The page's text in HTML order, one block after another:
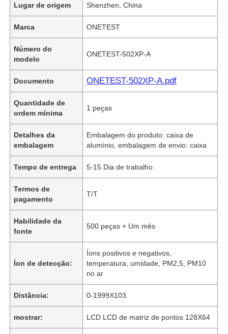
Lugar de origem Shenzhen, China
Marca ONETEST
Número do
modelo
ONETEST-502XP-A
Documento ONETEST-502XP-A.pdf
Quantidade de
ordem mínima
1 peças
Detalhes da
embalagem
Embalagem do produto: caixa de
alumínio, embalagem de envio: caixa
Tempo de entrega 5-15 Dia de trabalho
Termos de
pagamento
T/T.
Habilidade da
fonte
500 peças + Um mês
Íon de detecção:
Íons positivos e negativos,
temperatura, umidade, PM2,5, PM10
no ar
Distância: 0-1999X103
mostrar: LCD LCD de matriz de pontos 128X64